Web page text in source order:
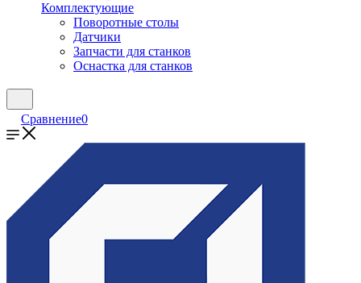
Комплектующие
Поворотные столы
Датчики
Запчасти для станков
Оснастка для станков
Сравнение0